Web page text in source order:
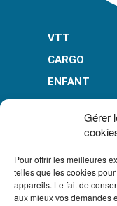
Gérer
Pour offrir les meilleures
telles que les cookies
appareils. Le fait de
aux mieux vos demandes
VTT
CARGO
ENFANT
LIMITÉ À 3000 €